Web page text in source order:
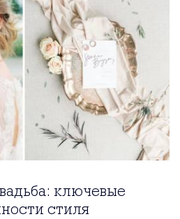
ключевые
стиля